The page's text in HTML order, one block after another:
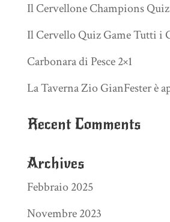
Il Cervellone Champions
Il Cervello Quiz Game Tutti i
Carbonara di Pesce 2×1
La Taverna Zio GianFester è
Recent Comments
Archives
Febbraio 2025
Novembre 2023